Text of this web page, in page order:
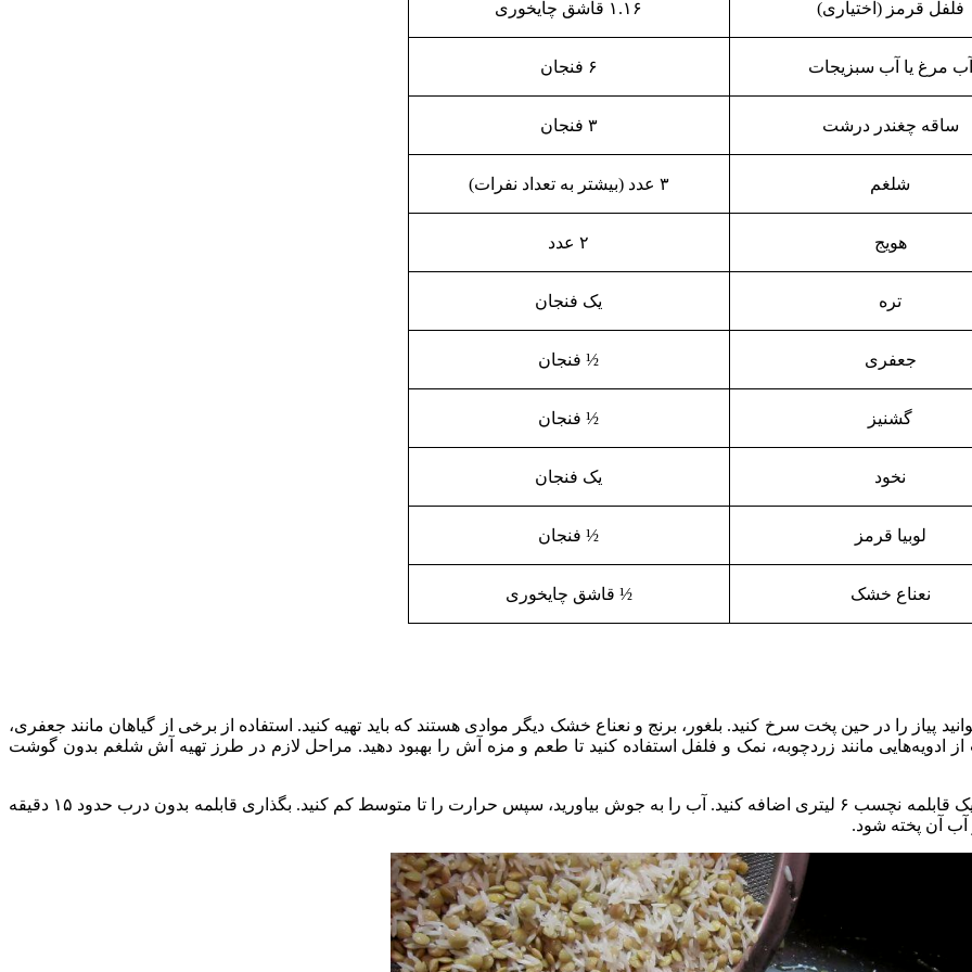
فلفل قرمز (اختیاری) ۱.۱۶ قاشق چایخوری
آب مرغ یا آب سبزیجات ۶ فنجان
ساقه چغندر درشت ۳ فنجان
شلغم ۳ عدد (بیشتر به تعداد نفرات)
هویج ۲ عدد
تره یک فنجان
جعفری ½ فنجان
گشنیز ½ فنجان
نخود یک فنجان
لوبیا قرمز ½ فنجان
نعناع خشک ½ قاشق چایخوری
پیاز را در حین پخت سرخ کنید. بلغور، برنج و نعناع خشک دیگر موادی هستند که باید تهیه کنید. استفاده از برخی از گیاهان مانند جعفری،
از ادویه‌هایی مانند زردچوبه، نمک و فلفل استفاده کنید تا طعم و مزه آش را بهبود دهید. مراحل لازم در طرز تهیه آش شلغم بدون گوشت
برنج، بلغور، ½ قاشق چایخوری نمک کوشر و ۳ فنجان آب را به یک قابلمه نچسب ۶ لیتری اضافه کنید. آب را به جوش بیاورید، سپس حرارت را تا متوسط ‌کم کنید. بگذاری قابلمه بدون درب حدود ۱۵ دقیقه
آب آن پخته شود.